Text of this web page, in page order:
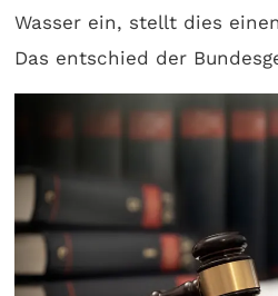
Wasser ein, stellt dies
Das entschied der